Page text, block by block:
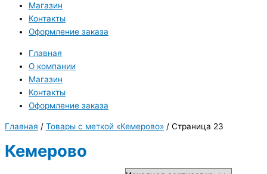
Магазин
Контакты
Оформление заказа
Главная
О компании
Магазин
Контакты
Оформление заказа
Главная / Товары с меткой «Кемерово» / Страница 23
Кемерово